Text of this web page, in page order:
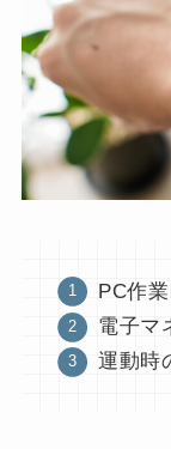
PC作
電子マ
運動時